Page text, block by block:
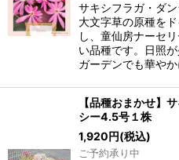
サキシフラガ・ダ
大文字草の原種を
し、童仙房ナーセ
い品種です。日照
ガーデンでも華や
【品種おまかせ】
シー4.5号１株
1,920円(税込)
ご予約承り中